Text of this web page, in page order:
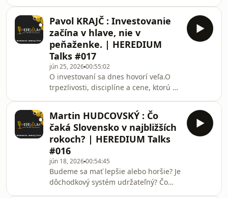
zostal verný sám sebe.Richard Churý
bol dlhé roky súčasťou budovania
jednej z najznámejších realitných
značiek na Slovensku. V čase, keď sa
mnohí snažia udržať istotu a
vybudovanú pozíciu, sa rozhodol
začať odznova.Nie preto, že
musel.Preto, že veril, že podnikanie sa
dá robiť aj inak.V tejto
Pavol KRAJČ : Investovanie
začína v hlave, nie v
peňaženke. | HEREDIUM
Talks #017
jún 25, 202600:55:02
O investovaní sa dnes hovorí veľa.O
trpezlivosti, disciplíne a cene, ktorú za
menej.Pavol Krajč patrí medzi
investorov, ktorí nie sú každý deň na
titulných stránkach médií. Napriek
tomu sa celé desaťročia pohybuje vo
svete financií, budovania firiem,
akvizícií a investícií.V rozhovore sme
sa rozprávali o tom:• prečo väčšina
ľudí nerozumie riziku, kým si ho sama
Martin HUDCOVSKÝ : Čo
čaká Slovensko v najbližších
rokoch? | HEREDIUM Talks
#016
jún 18, 202600:54:45
Budeme sa mať lepšie alebo horšie? Je
dôchodkový systém udržateľný? Čo